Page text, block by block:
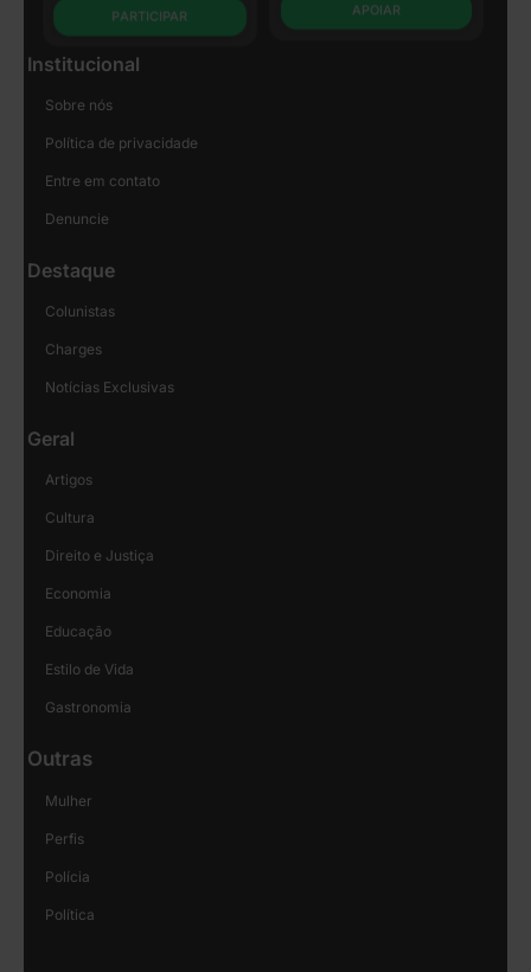
PARTICIPAR
APOIAR
Institucional
Sobre nós
Política de privacidade
Entre em contato
Denuncie
Destaque
Colunistas
Charges
Notícias Exclusivas
Geral
Artigos
Cultura
Direito e Justiça
Economia
Educação
Estilo de Vida
Gastronomia
Outras
Mulher
Perfis
Polícia
Política